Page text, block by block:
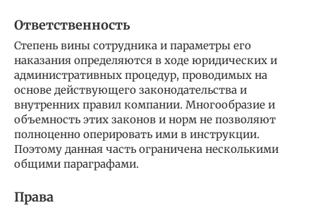
Ответственность
Степень вины сотрудника и параметры его
наказания определяются в ходе юридических и
административных процедур, проводимых на
основе действующего законодательства и
внутренних правил компании. Многообразие и
объемность этих законов и норм не позволяют
полноценно оперировать ими в инструкции.
Поэтому данная часть ограничена несколькими
общими параграфами.
Права